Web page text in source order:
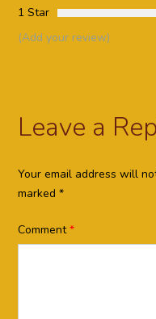
1 Star
(Add your review)
Leave a
Your email address will
marked *
Comment*